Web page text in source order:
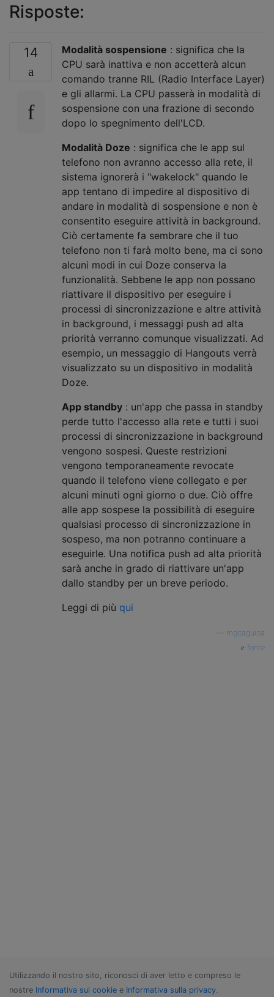
Risposte:
14 Modalità sospensione : significa che la
CPU sarà inattiva e non accetterà alcun
comando tranne RIL (Radio Interface Layer)
e gli allarmi. La CPU passerà in modalità di
sospensione con una frazione di secondo
dopo lo spegnimento dell'LCD.
Modalità Doze : significa che le app sul
telefono non avranno accesso alla rete, il
sistema ignorerà i "wakelock" quando le
app tentano di impedire al dispositivo di
andare in modalità di sospensione e non è
consentito eseguire attività in background.
Ciò certamente fa sembrare che il tuo
telefono non ti farà molto bene, ma ci sono
alcuni modi in cui Doze conserva la
funzionalità. Sebbene le app non possano
riattivare il dispositivo per eseguire i
processi di sincronizzazione e altre attività
in background, i messaggi push ad alta
priorità verranno comunque visualizzati. Ad
esempio, un messaggio di Hangouts verrà
visualizzato su un dispositivo in modalità
Doze.
App standby : un'app che passa in standby
perde tutto l'accesso alla rete e tutti i suoi
processi di sincronizzazione in background
vengono sospesi. Queste restrizioni
vengono temporaneamente revocate
quando il telefono viene collegato e per
alcuni minuti ogni giorno o due. Ciò offre
alle app sospese la possibilità di eseguire
qualsiasi processo di sincronizzazione in
sospeso, ma non potranno continuare a
eseguirle. Una notifica push ad alta priorità
sarà anche in grado di riattivare un'app
dallo standby per un breve periodo.
Leggi di più qui
mgcaguioa
fonte
Utilizzando il nostro sito, riconosci di aver letto e compreso le
nostre Informativa sui cookie e Informativa sulla privacy.